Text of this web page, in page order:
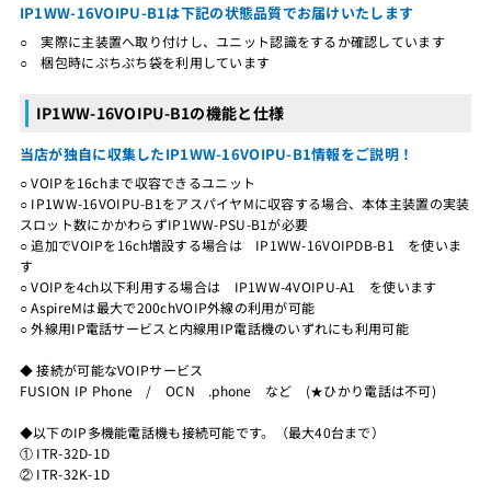
IP1WW-16VOIPU-B1は下記の状態品質でお届けいたします
○ 実際に主装置へ取り付けし、ユニット認識をするか確認しています
○ 梱包時にぷちぷち袋を利用しています
IP1WW-16VOIPU-B1の機能と仕様
当店が独自に収集したIP1WW-16VOIPU-B1情報をご説明！
○ VOIPを16chまで収容できるユニット
○ IP1WW-16VOIPU-B1をアスパイヤMに収容する場合、本体主装置の実装
スロット数にかかわらずIP1WW-PSU-B1が必要
○ 追加でVOIPを16ch増設する場合は IP1WW-16VOIPDB-B1 を使いま
す
○ VOIPを4ch以下利用する場合は IP1WW-4VOIPU-A1 を使います
○ AspireMは最大で200chVOIP外線の利用が可能
○ 外線用IP電話サービスと内線用IP電話機のいずれにも利用可能
◆ 接続が可能なVOIPサービス
FUSION IP Phone / OCN .phone など (★ひかり電話は不可)
◆以下のIP多機能電話機も接続可能です。（最大40台まで）
① ITR-32D-1D
② ITR-32K-1D